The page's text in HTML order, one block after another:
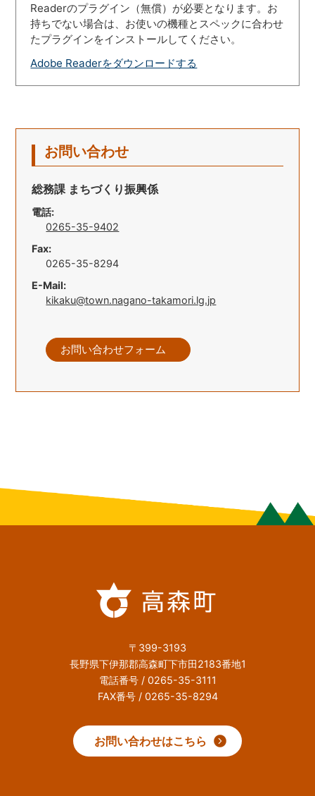
Readerのプラグイン（無償）が必要となります。お
持ちでない場合は、お使いの機種とスペックに合わせ
たプラグインをインストールしてください。
Adobe Readerをダウンロードする
お問い合わせ
総務課 まちづくり振興係
電話:
0265-35-9402
Fax:
0265-35-8294
E-Mail:
kikaku@town.nagano-takamori.lg.jp
お問い合わせフォーム
〒399-3193
長野県下伊那郡高森町下市田2183番地1
電話番号 / 0265-35-3111
FAX番号 / 0265-35-8294
お問い合わせはこちら